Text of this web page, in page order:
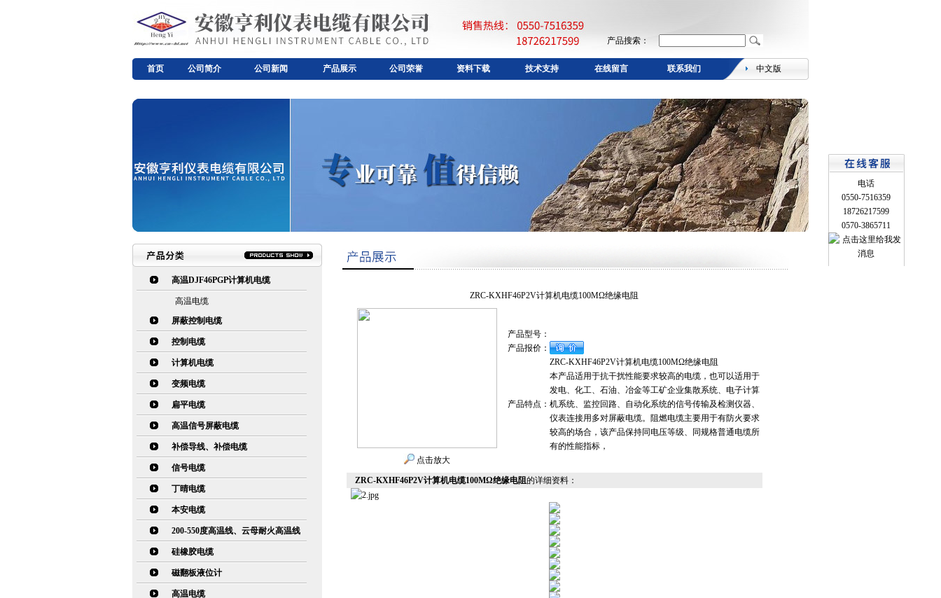
产品搜索：
首页 公司简介 公司新闻 产品展示 公司荣誉 资料下载 技术支持 在线留言 联系我们 中文版
高温DJF46PGP计算机电缆
高温电缆
屏蔽控制电缆
控制电缆
计算机电缆
变频电缆
扁平电缆
高温信号屏蔽电缆
补偿导线、补偿电缆
信号电缆
丁晴电缆
本安电缆
200-550度高温线、云母耐火高温线
硅橡胶电缆
磁翻板液位计
高温电缆
ZRC-KXHF46P2V计算机电缆100MΩ绝缘电阻
点击放大
产品型号：
产品报价：
产品特点：
ZRC-KXHF46P2V计算机电缆100MΩ绝缘电阻
本产品适用于抗干扰性能要求较高的电缆，也可以适用于
发电、化工、石油、冶金等工矿企业集散系统、电子计算
机系统、监控回路、自动化系统的信号传输及检测仪器、
仪表连接用多对屏蔽电缆。阻燃电缆主要用于有防火要求
较高的场合，该产品保持同电压等级、同规格普通电缆所
有的性能指标，
ZRC-KXHF46P2V计算机电缆100MΩ绝缘电阻的详细资料：
电话
0550-7516359
18726217599
0570-3865711